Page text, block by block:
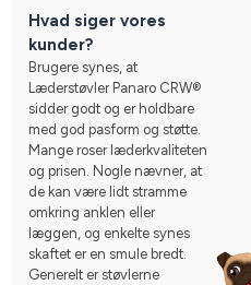
Hvad siger vores
kunder?
Brugere synes, at
Læderstøvler Panaro CRW®
sidder godt og er holdbare
med god pasform og støtte.
Mange roser læderkvaliteten
og prisen. Nogle nævner, at
de kan være lidt stramme
omkring anklen eller
læggen, og enkelte synes
skaftet er en smule bredt.
Generelt er støvlerne